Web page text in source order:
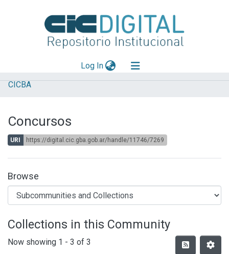
Log In(current)
Explorar
Aportar material
Statistics
CICBA
Concursos
URI https://digital.cic.gba.gob.ar/handle/11746/7269
Browse
Collections in this Community
Now showing 1 - 3 of 3